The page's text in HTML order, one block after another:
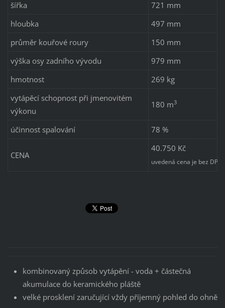
šířka
721 mm
hloubka
497 mm
průměr kouřové roury
150 mm
výška osy zadního vývodu
979 mm
hmotnost
269 kg
vytápěcí schopnost při jmenovitém
výkonu
180 m3
účinnost spalování 78 %
CENA
40.750 Kč
uvedená cena je bez DPH
kombinovaný způsob vytápění - voda + částečná
akumulace do keramického pláště
velké prosklení zaručující vždy příjemný pohled do ohně